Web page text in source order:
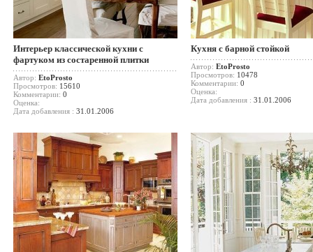
Интерьер классической кухни с
фартуком из состаренной плитки
Автор: EtoProsto
Просмотров: 15610
Комментарии: 0
Оценка:
Дата добавления : 31.01.2006
Кухня с барной стойкой
Автор: EtoProsto
Просмотров: 10478
Комментарии: 0
Оценка:
Дата добавления : 31.01.2006